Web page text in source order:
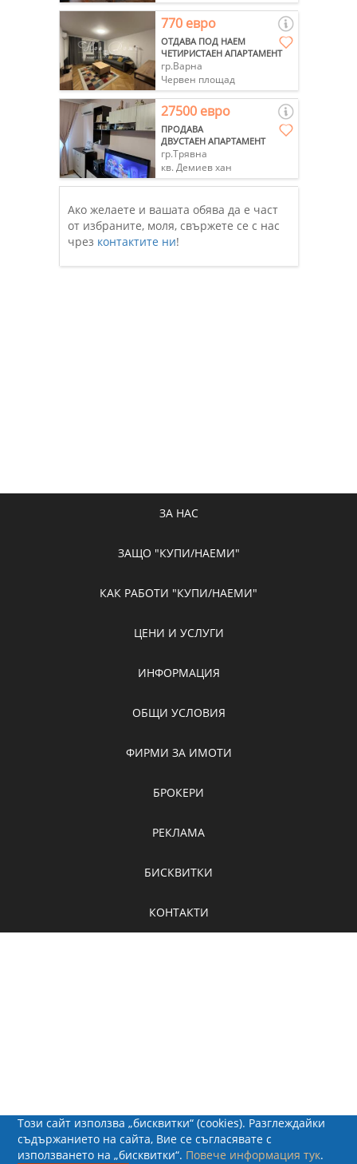
770 евро
ОТДАВА ПОД НАЕМ
ЧЕТИРИСТАЕН АПАРТАМЕНТ
гр.Варна
Червен площад
27500 евро
ПРОДАВА
ДВУСТАЕН АПАРТАМЕНТ
гр.Трявна
кв. Демиев хан
Ако желаете и вашата обява да е част
от избраните, моля, свържете се с нас
чрез контактите ни!
ЗА НАС
ЗАЩО "КУПИ/НАЕМИ"
КАК РАБОТИ "КУПИ/НАЕМИ"
ЦЕНИ И УСЛУГИ
ИНФОРМАЦИЯ
ОБЩИ УСЛОВИЯ
ФИРМИ ЗА ИМОТИ
БРОКЕРИ
РЕКЛАМА
БИСКВИТКИ
КОНТАКТИ
Този сайт използва „бисквитки“ (cookies). Разглеждайки
съдържанието на сайта, Вие се съгласявате с
използването на „бисквитки“. Повече информация тук.